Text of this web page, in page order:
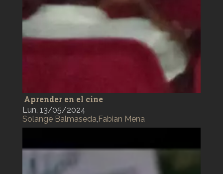
Aprender en el cine
Lun, 13/05/2024
Solange Balmaseda Fabian Mena